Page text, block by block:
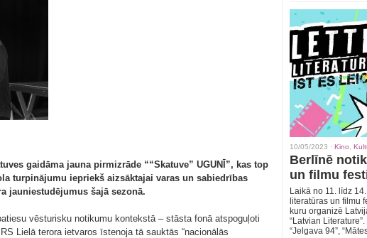
gaidāma jauna pirmizrāde ““Skatuve” UGUNĪ”, kas top
turpinājumu iepriekš aizsāktajai varas un sabiedrības
jauniestudējumus šajā sezonā.
vēsturisku notikumu kontekstā – stāsta fonā atspoguļoti
Lielā terora ietvaros īstenoja tā sauktās “nacionālās
10/05/2023 · Kino
Berlīnē
un filmu
Laikā no 11. līdz
literatūras un filmu
kuru organizē
“Latvian
“Jelgava 94”,